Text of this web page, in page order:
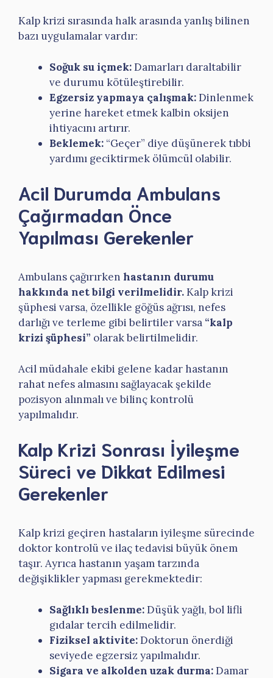
Kalp krizi sırasında halk arasında yanlış bilinen
bazı uygulamalar vardır:
Soğuk su içmek:Damarları daraltabilir
ve durumu kötüleştirebilir.
Egzersiz yapmaya çalışmak:Dinlenmek
yerine hareket etmek kalbin oksijen
ihtiyacını artırır.
Beklemek: “Geçer” diye düşünerek tıbbi
yardımı geciktirmek ölümcül olabilir.
Acil Durumda Ambulans
Çağırmadan Önce
Yapılması Gerekenler
Ambulans çağırırken hastanın durumu
hakkında net bilgi verilmelidir.Kalp krizi
şüphesi varsa, özellikle göğüs ağrısı, nefes
darlığı ve terleme gibi belirtiler varsa “kalp
krizi şüphesi” olarak belirtilmelidir.
Acil müdahale ekibi gelene kadar hastanın
rahat nefes almasını sağlayacak şekilde
pozisyon alınmalı ve bilinç kontrolü
yapılmalıdır.
Kalp Krizi Sonrası İyileşme
Süreci ve Dikkat Edilmesi
Gerekenler
Kalp krizi geçiren hastaların iyileşme sürecinde
doktor kontrolü ve ilaç tedavisi büyük önem
taşır. Ayrıca hastanın yaşam tarzında
değişiklikler yapması gerekmektedir:
Sağlıklı beslenme:Düşük yağlı, bol lifli
gıdalar tercih edilmelidir.
Fiziksel aktivite:Doktorun önerdiği
seviyede egzersiz yapılmalıdır.
Sigara ve alkolden uzak durma:Damar